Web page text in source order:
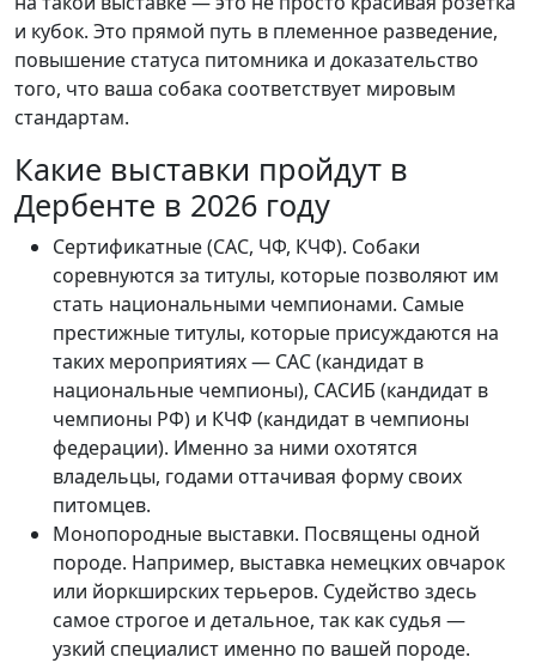
и кубок. Это прямой путь в племенное разведение,
повышение статуса питомника и доказательство
того, что ваша собака соответствует мировым
стандартам.
Какие выставки пройдут в
Дербенте в 2026 году
Сертификатные (CAC, ЧФ, КЧФ). Собаки
соревнуются за титулы, которые позволяют им
стать национальными чемпионами. Самые
престижные титулы, которые присуждаются на
таких мероприятиях — САС (кандидат в
национальные чемпионы), САСИБ (кандидат в
чемпионы РФ) и КЧФ (кандидат в чемпионы
федерации). Именно за ними охотятся
владельцы, годами оттачивая форму своих
питомцев.
Монопородные выставки. Посвящены одной
породе. Например, выставка немецких овчарок
или йоркширских терьеров. Судейство здесь
самое строгое и детальное, так как судья —
узкий специалист именно по вашей породе.